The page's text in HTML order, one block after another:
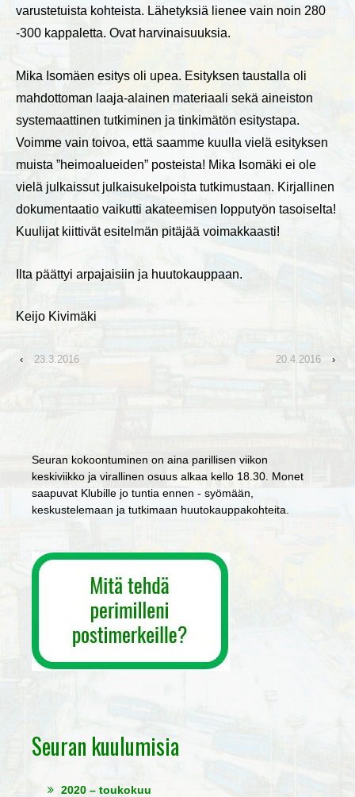
varustetuista kohteista. Lähetyksiä lienee vain noin 280
-300 kappaletta. Ovat harvinaisuuksia.
Mika Isomäen esitys oli upea. Esityksen taustalla oli
mahdottoman laaja-alainen materiaali sekä aineiston
systemaattinen tutkiminen ja tinkimätön esitystapa.
Voimme vain toivoa, että saamme kuulla vielä esityksen
muista ”heimoalueiden” posteista! Mika Isomäki ei ole
vielä julkaissut julkaisukelpoista tutkimustaan. Kirjallinen
dokumentaatio vaikutti akateemisen lopputyön tasoiselta!
Kuulijat kiittivät esitelmän pitäjää voimakkaasti!
Ilta päättyi arpajaisiin ja huutokauppaan.
Keijo Kivimäki
‹ 23.3.2016 20.4.2016 ›
Seuran kokoontuminen on aina parillisen viikon
keskiviikko ja virallinen osuus alkaa kello 18.30. Monet
saapuvat Klubille jo tuntia ennen - syömään,
keskustelemaan ja tutkimaan huutokauppakohteita.
Seuran kuulumisia
2020 – toukokuu